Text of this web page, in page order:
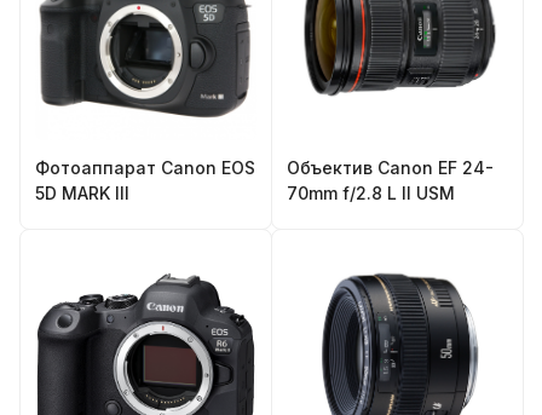
Фотоаппарат Canon EOS
5D MARK III
Объектив Canon EF 24-
70mm f/2.8 L II USM